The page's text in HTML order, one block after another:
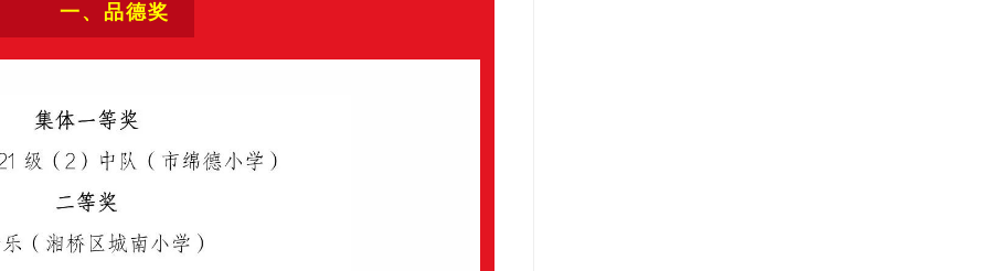
一、品德奖